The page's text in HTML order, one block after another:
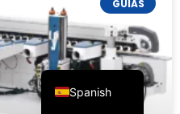
GUÍAS
Spanish
Portuguese
French
English